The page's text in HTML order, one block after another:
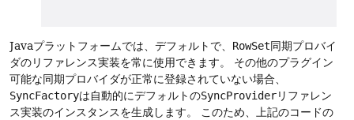
Javaプラットフォームでは、デフォルトで、 RowSet同期プロバイ
ダのリファレンス実装を常に使用できます。
その他のプラグイン
可能な同期プロバイダが正常に登録されていない場合、
SyncFactoryは自動的にデフォルトのSyncProviderリファレン
ス実装のインスタンスを生成します。
このため、上記のコードの